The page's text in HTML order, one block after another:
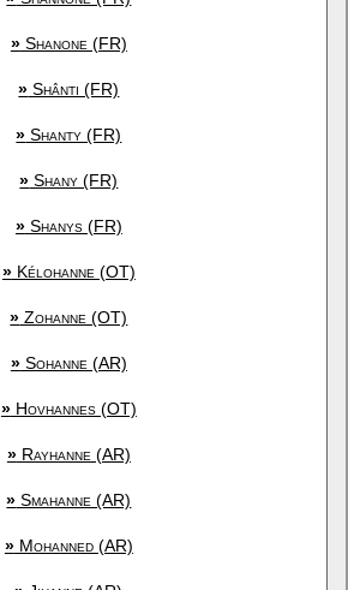
»Shanone (FR)
» Shânti (FR)
» Shanty (FR)
» Shany (FR)
»Shanys (FR)
»Kélohanne (OT)
» Zohanne (OT)
»Sohanne (AR)
»Hovhannes (OT)
»Rayhanne (AR)
» Smahanne (AR)
»Mohanned (AR)